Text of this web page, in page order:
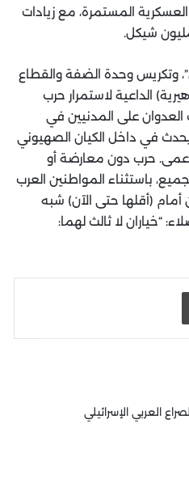
المستمرة، مع زيادات
وتكريس وحدة الضفة والقطاع
الداعية لاستمرار حرب
على المدنيين في
في داخل الكيان الصهيوني
حرب دون معارضة أو
باستثناء المواطنين العرب
(أقلها حتى الآن) شبه
“خياران لا ثالث لهما:
العربي الإسرائيلي